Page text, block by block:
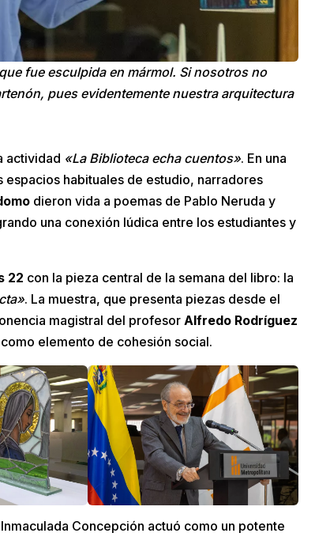
fue esculpida en mármol. Si nosotros no
pues evidentemente nuestra arquitectura
actividad «La Biblioteca echa cuentos». En una
espacios habituales de estudio, narradores
dieron vida a poemas de Pablo Neruda y
una conexión lúdica entre los estudiantes y
22 con la pieza central de la semana del libro: la
. La muestra, que presenta piezas desde el
magistral del profesor Alfredo Rodríguez
elemento de cohesión social.
Concepción actuó como un potente